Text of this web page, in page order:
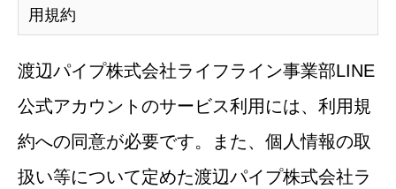
用規約
渡辺パイプ株式会社ライフライン事業部LINE
公式アカウントのサービス利用には、利用規
約への同意が必要です。また、個人情報の取
扱い等について定めた渡辺パイプ株式会社ラ